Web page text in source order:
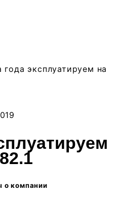
года эксплуатируем на
о компании